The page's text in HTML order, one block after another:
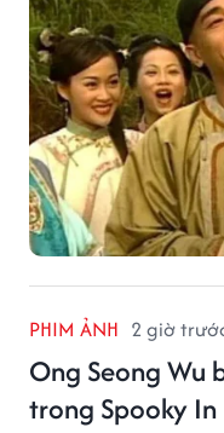
PHIM ẢNH 2 giờ
Ong Seong Wu
trong Spooky In